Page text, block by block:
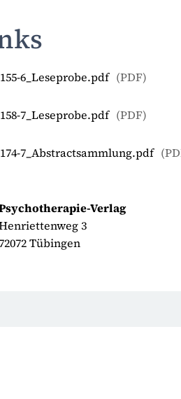
155-6_Leseprobe.pdf (PDF)
158-7_Leseprobe.pdf (PDF)
174-7_Abstractsammlung.pdf (
Verlag
3
Tübingen